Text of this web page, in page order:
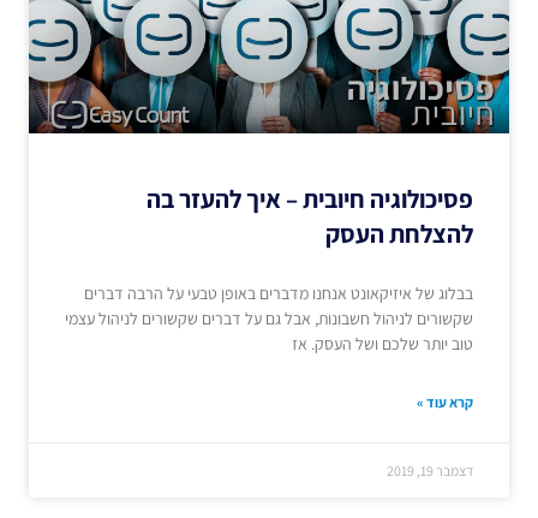
פסיכולוגיה חיובית – איך להעזר בה
להצלחת העסק
בבלוג של איזיקאונט אנחנו מדברים באופן טבעי על הרבה דברים
שקשורים לניהול חשבונות, אבל גם על דברים שקשורים לניהול עצמי
טוב יותר שלכם ושל העסק. אז
קרא עוד »
דצמבר 19, 2019